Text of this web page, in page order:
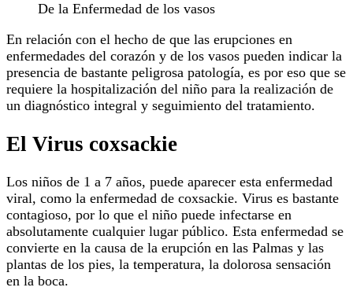
De la Enfermedad de los vasos
En relación con el hecho de que las erupciones en
enfermedades del corazón y de los vasos pueden indicar la
presencia de bastante peligrosa patología, es por eso que se
requiere la hospitalización del niño para la realización de
un diagnóstico integral y seguimiento del tratamiento.
El Virus coxsackie
Los niños de 1 a 7 años, puede aparecer esta enfermedad
viral, como la enfermedad de coxsackie. Virus es bastante
contagioso, por lo que el niño puede infectarse en
absolutamente cualquier lugar público. Esta enfermedad se
convierte en la causa de la erupción en las Palmas y las
plantas de los pies, la temperatura, la dolorosa sensación
en la boca.